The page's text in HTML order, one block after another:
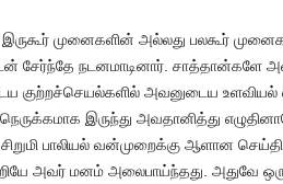
முனைகளின் அல்லது பலகூர்
சேர்ந்தே நடனமாடினார். சாத்தான்களே
குற்றச்செயல்களில் அவனுடைய உளவியல்
இருந்து அவதானித்து
பாலியல் வன்முறைக்கு ஆளான
அவர் மனம் அலைபாய்ந்தது. அதுவே